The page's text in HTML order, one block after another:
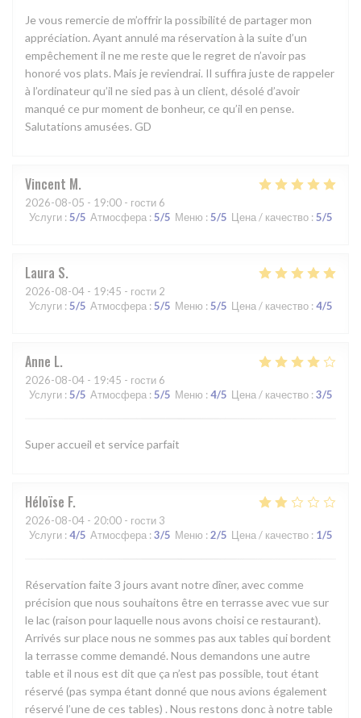
Je vous remercie de m’offrir la possibilité de partager mon
appréciation. Ayant annulé ma réservation à la suite d’un
empêchement il ne me reste que le regret de n’avoir pas
honoré vos plats. Mais je reviendrai. Il suffira juste de rappeler
à l’ordinateur qu’il ne sied pas à un client, désolé d’avoir
manqué ce pur moment de bonheur, ce qu’il en pense.
Salutations amusées. GD
Vincent M
2026-08-05 - 19:00 - гости 6
Услуги : 5/5 Атмосфера : 5/5 Меню : 5/5 Цена / качество : 5/5
Laura S
2026-08-04 - 19:45 - гости 2
Услуги : 5/5 Атмосфера : 5/5 Меню : 5/5 Цена / качество : 4/5
Anne L
2026-08-04 - 19:45 - гости 6
Услуги : 5/5 Атмосфера : 5/5 Меню : 4/5 Цена / качество : 3/5
Super accueil et service parfait
Héloïse F
2026-08-04 - 20:00 - гости 3
Услуги : 4/5 Атмосфера : 3/5 Меню : 2/5 Цена / качество : 1/5
Réservation faite 3 jours avant notre dîner, avec comme
précision que nous souhaitons être en terrasse avec vue sur
le lac (raison pour laquelle nous avons choisi ce restaurant).
Arrivés sur place nous ne sommes pas aux tables qui bordent
la terrasse comme demandé. Nous demandons une autre
table et il nous est dit que ça n’est pas possible, tout étant
réservé (pas sympa étant donné que nous avions également
réservé l’une de ces tables) . Nous restons donc à notre table